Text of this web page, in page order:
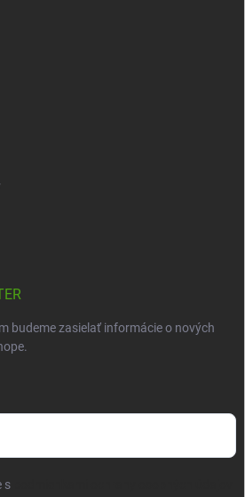
budeme zasielať informácie o nových
s